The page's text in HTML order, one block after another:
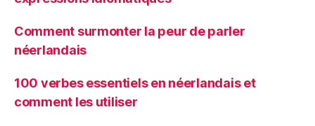
Comment surmonter la peur de parler
néerlandais
100 verbes essentiels en néerlandais et
comment les utiliser